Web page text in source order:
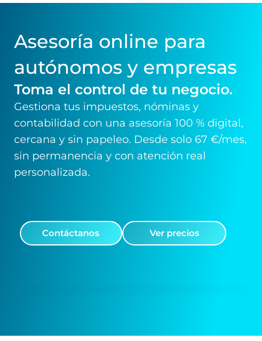
Asesoría online para
autónomos y empresas
Toma el control de tu negocio.
Gestiona tus impuestos, nóminas y
contabilidad con una asesoría 100 % digital,
cercana y sin papeleo. Desde solo 67 €/mes,
sin permanencia y con atención real
personalizada.
Contáctanos Ver precios